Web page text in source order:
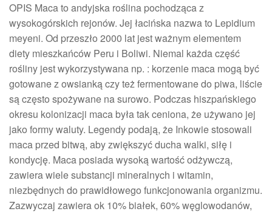
OPIS Maca to andyjska roślina pochodząca z
wysokogórskich rejonów. Jej łacińska nazwa to Lepidium
meyeni. Od przeszło 2000 lat jest ważnym elementem
diety mieszkańców Peru i Boliwi. Niemal każda część
rośliny jest wykorzystywana np. : korzenie maca mogą być
gotowane z owsianką czy też fermentowane do piwa, liście
są często spożywane na surowo. Podczas hiszpańskiego
okresu kolonizacji maca była tak ceniona, że używano jej
jako formy waluty. Legendy podają, że Inkowie stosowali
maca przed bitwą, aby zwiększyć ducha walki, siłę i
kondycję. Maca posiada wysoką wartość odżywczą,
zawiera wiele substancji mineralnych i witamin,
niezbędnych do prawidłowego funkcjonowania organizmu.
Zazwyczaj zawiera ok 10% białek, 60% węglowodanów,